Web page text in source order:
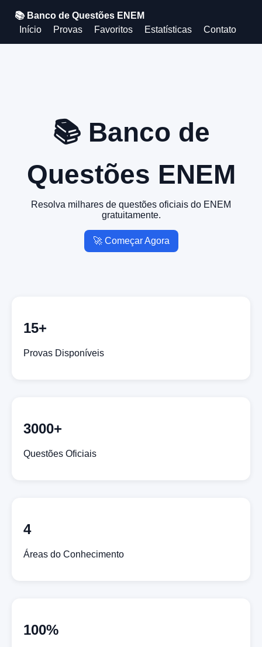
📚 Banco de Questões ENEM
Início
Provas Favoritos Estatísticas Contato
📚 Banco de
Questões ENEM
Resolva milhares de questões oficiais do ENEM
gratuitamente.
🚀 Começar Agora
15+
Provas Disponíveis
3000+
Questões Oficiais
4
Áreas do Conhecimento
100%